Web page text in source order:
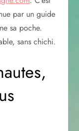
par un guide
sa poche.
sans chichi.